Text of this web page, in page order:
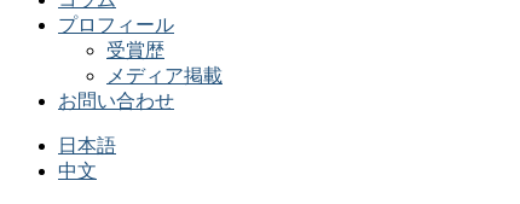
プロフィール
受賞歴
メディア掲載
お問い合わせ
日本語
中文